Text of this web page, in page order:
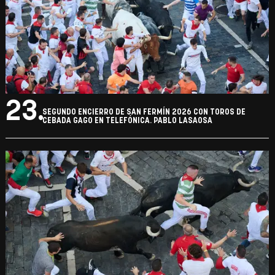
23.SEGUNDO ENCIERRO DE SAN FERMÍN 2026 CON TOROS DE
CEBADA GAGO EN TELEFÓNICA. PABLO LASAOSA